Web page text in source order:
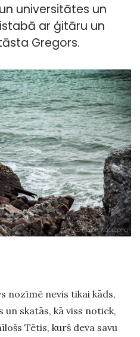
universitātes un
ar ģitāru un
Gregors.
nozīmē nevis tikai kāds,
un skatās, kā viss notiek,
Tētis, kurš deva savu